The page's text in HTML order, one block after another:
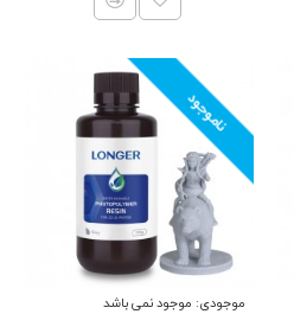
ناموجود
موجودی: موجود نمی باشد